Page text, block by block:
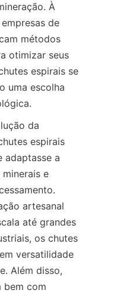
À
de
métodos
otimizar seus
espirais se
uma escolha
da
espirais
adaptasse a
e
artesanal
até grandes
os chutes
versatilidade
Além disso,
bem com